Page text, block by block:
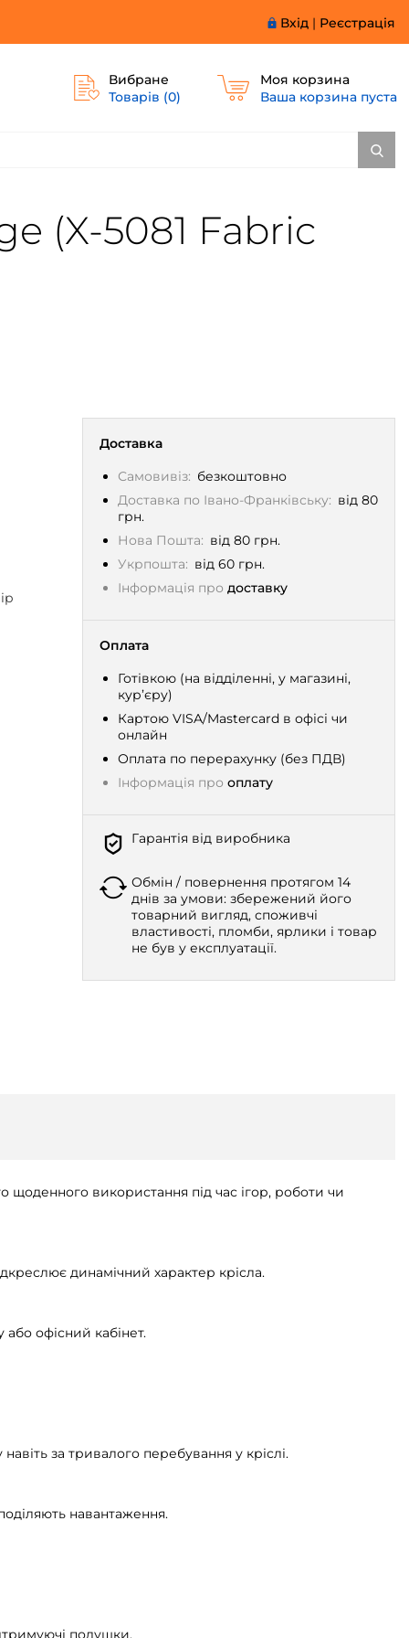
Вхід | Реєстрація
Вибране
Товарів (0)
Моя корзина
Ваша корзина пуста
(X-5081 Fabric
Доставка
Самовивіз: безкоштовно
Доставка по Івано-Франківську: від 80
грн.
Нова Пошта: від 80 грн.
Укрпошта: від 60 грн.
Інформація про доставку
Оплата
Готівкою (на відділенні, у магазині,
кур’єру)
Картою VISA/Mastercard в офісі чи
онлайн
Оплата по перерахунку (без ПДВ)
Інформація про оплату
Гарантія від виробника
Обмін / повернення протягом 14
днів за умови: збережений його
товарний вигляд, споживчі
властивості, пломби, ярлики і товар
не був у експлуатації.
використання під час ігор, роботи чи
динамічний характер крісла.
офісний кабінет.
за тривалого перебування у кріслі.
навантаження.
подушки.